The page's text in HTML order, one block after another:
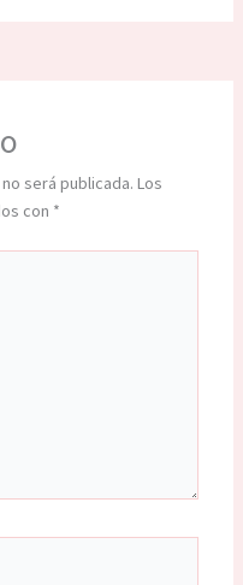
será publicada. Los
con *